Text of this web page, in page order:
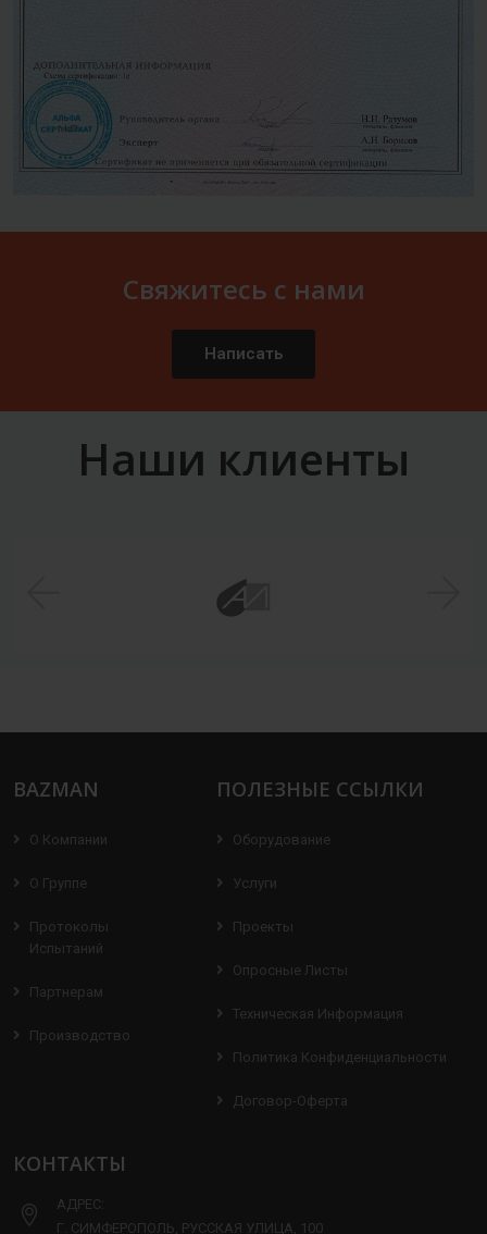
Свяжитесь с нами
Написать
Наши клиенты
BAZMAN
О Компании
О Группе
Протоколы
Испытаний
Партнерам
Производство
ПОЛЕЗНЫЕ ССЫЛКИ
Оборудование
Услуги
Проекты
Опросные Листы
Техническая Информация
Политика Конфиденциальности
Договор-Оферта
КОНТАКТЫ
АДРЕС:
Г. СИМФЕРОПОЛЬ, РУССКАЯ УЛИЦА, 100